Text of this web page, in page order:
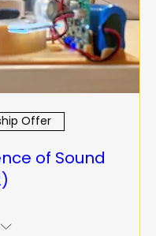
Offer
of Sound